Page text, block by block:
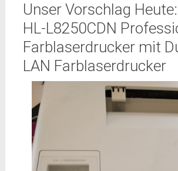
Unser Vorschlag
HL-L8250CDN
Farblaserdrucker mit
LAN Farblaserdrucker